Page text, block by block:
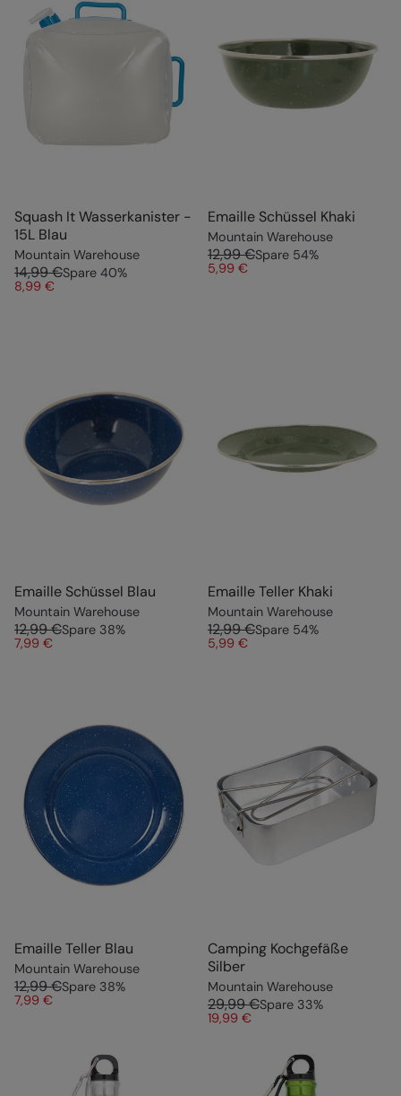
Squash It Wasserkanister -
15L Blau
Mountain Warehouse
14,99 €Spare 40%
8,99 €
Emaille Schüssel Khaki
Mountain Warehouse
12,99 €Spare 54%
5,99 €
Emaille Schüssel Blau
Mountain Warehouse
12,99 €Spare 38%
7,99 €
Emaille Teller Khaki
Mountain Warehouse
12,99 €Spare 54%
5,99 €
Emaille Teller Blau
Mountain Warehouse
12,99 €Spare 38%
7,99 €
Camping Kochgefäße
Silber
Mountain Warehouse
29,99 €Spare 33%
19,99 €